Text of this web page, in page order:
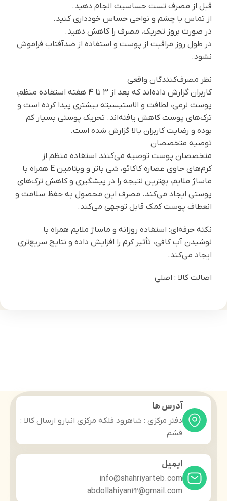
قبل از مصرف تست حساسیت انجام دهید.
از تماس با چشم و نواحی حساس خودداری کنید.
در صورت بروز تحریک، مصرف را کاهش دهید.
در طول روز مراقبت از پوست و استفاده از ضدآفتاب فراموش
نشود.
نظر مصرف‌کنندگان واقعی
کاربران گزارش داده‌اند که بعد از ۳ تا ۴ هفته استفاده منظم،
پوست نرمی، لطافت و الاستیسیته بیشتری پیدا کرده است و
ترک‌های پوست کاهش یافته‌اند. تحریک پوستی بسیار کم
بوده و رضایت کاربران بالا گزارش شده است.
توصیه متخصصان
متخصصان پوست توصیه می‌کنند استفاده منظم از
کرم‌های حاوی عصاره کاکائو، شی باتر و ویتامین E همراه با
ماساژ ملایم، بهترین نتیجه را در پیشگیری و کاهش ترک‌های
پوستی ایجاد می‌کند. مصرف این محصول به حفظ سلامت و
انعطاف پوست کمک قابل توجهی می‌کند.
نکته حرفه‌ای: استفاده روزانه و ماساژ ملایم همراه با
نوشیدن آب کافی، تأثیر کرم را افزایش داده و نتایج سریع‌تری
ایجاد می‌کند.
اصالت کالا : اصلی
آدرس ها
دفتر مرکزی : شاهرود فلکه مرکزی انبارو ارسال کالا :
قشم
ایمیل
info@shahriyarteb.com
abdollahiyan22@gmail.com